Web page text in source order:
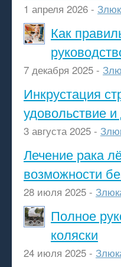
1 апреля 2026 -
Как
7 декабря 2025 -
Инкрустация
удовольствие
3 августа 2025 -
Лечение рака
возможности
28 июля 2025 -
Полное
коляски
24 июля 2025 -